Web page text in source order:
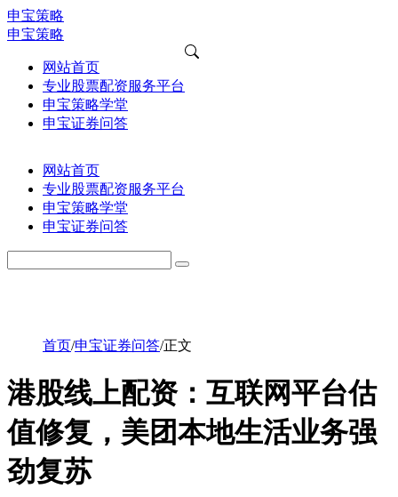
申宝策略
申宝策略
网站首页
专业股票配资服务平台
申宝策略学堂
申宝证券问答
网站首页
专业股票配资服务平台
申宝策略学堂
申宝证券问答
首页/申宝证券问答/正文
港股线上配资：互联网平台估
值修复，美团本地生活业务强
劲复苏